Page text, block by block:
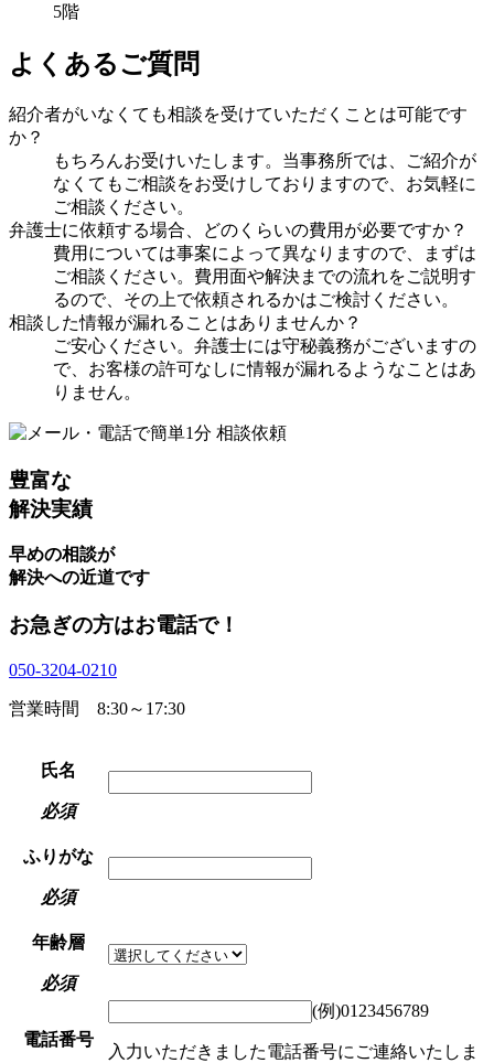
5階
よくあるご質問
紹介者がいなくても相談を受けていただくことは可能です
か？
もちろんお受けいたします。当事務所では、ご紹介が
なくてもご相談をお受けしておりますので、お気軽に
ご相談ください。
弁護士に依頼する場合、どのくらいの費用が必要ですか？
費用については事案によって異なりますので、まずは
ご相談ください。費用面や解決までの流れをご説明す
るので、その上で依頼されるかはご検討ください。
相談した情報が漏れることはありませんか？
ご安心ください。弁護士には守秘義務がございますの
で、お客様の許可なしに情報が漏れるようなことはあ
りません。
豊富な
解決実績
早めの相談が
解決への近道です
お急ぎの方はお電話で！
050-3204-0210
営業時間 8:30～17:30
氏名
必須
ふりがな
必須
年齢層
必須
電話番号
(例)0123456789
入力いただきました電話番号にご連絡いたしま